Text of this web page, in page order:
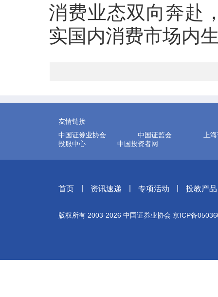
消费业态双向奔赴
实国内消费市场内
友情链接
中国证券业协会
中国证监会
上
投服中心
中国投资者网
首页 资讯速递 专项活动 投教产品
版权所有 2003-2026 中国证券业协会 京ICP备